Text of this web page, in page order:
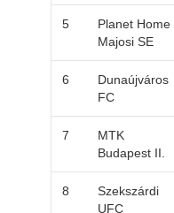
5
Planet Home
Majosi SE
6
Dunaújváros
FC
7
MTK
Budapest II.
8
Szekszárdi
UFC